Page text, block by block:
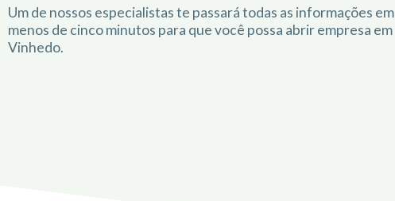
Um de nossos especialistas te passará todas as informações em
menos de cinco minutos para que você possa abrir empresa em
Vinhedo.